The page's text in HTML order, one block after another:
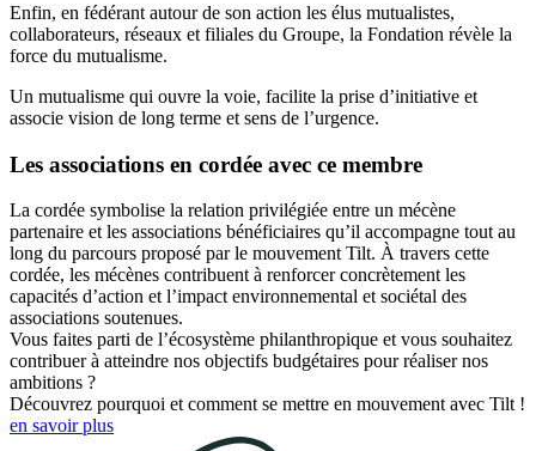
Enfin, en fédérant autour de son action les élus mutualistes,
collaborateurs, réseaux et filiales du Groupe, la Fondation révèle la
force du mutualisme.
Un mutualisme qui ouvre la voie, facilite la prise d’initiative et
associe vision de long terme et sens de l’urgence.
Les associations en cordée avec ce membre
La cordée symbolise la relation privilégiée entre un mécène
partenaire et les associations bénéficiaires qu’il accompagne tout au
long du parcours proposé par le mouvement Tilt. À travers cette
cordée, les mécènes contribuent à renforcer concrètement les
capacités d’action et l’impact environnemental et sociétal des
associations soutenues.
Vous faites parti de l’écosystème philanthropique et vous souhaitez
contribuer à atteindre nos objectifs budgétaires pour réaliser nos
ambitions ?
Découvrez pourquoi et comment se mettre en mouvement avec Tilt !
en savoir plus